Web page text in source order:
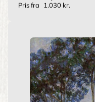
Pris fra
1.030 kr.